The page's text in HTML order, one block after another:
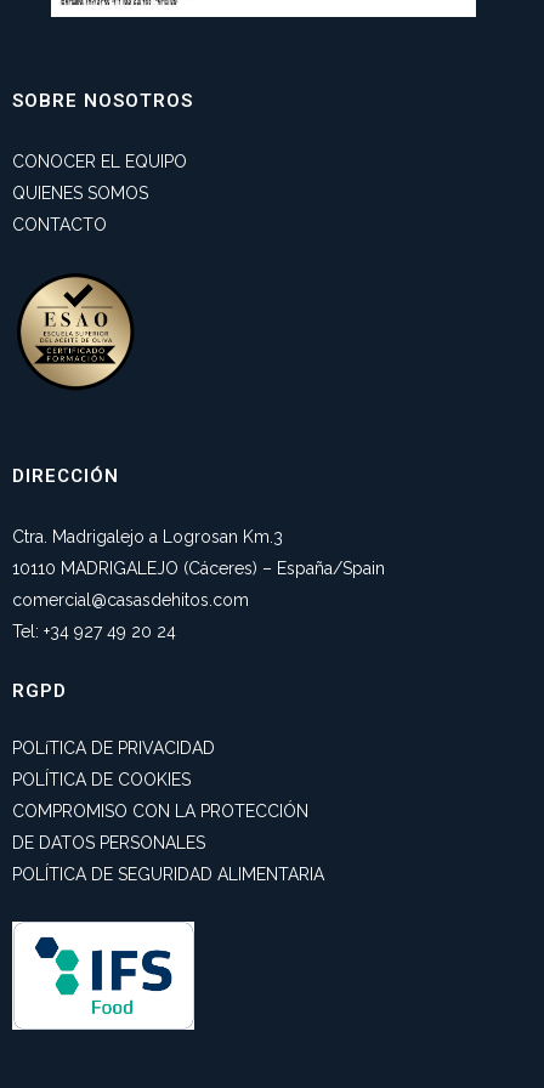
SOBRE NOSOTROS
CONOCER EL EQUIPO
QUIENES SOMOS
CONTACTO
DIRECCIÓN
Ctra. Madrigalejo a Logrosan Km.3
10110 MADRIGALEJO (Cáceres) – España/Spain
comercial@casasdehitos.com
Tel: +34 927 49 20 24
RGPD
POLíTICA DE PRIVACIDAD
POLÍTICA DE COOKIES
COMPROMISO CON LA PROTECCIÓN
DE DATOS PERSONALES
POLÍTICA DE SEGURIDAD ALIMENTARIA